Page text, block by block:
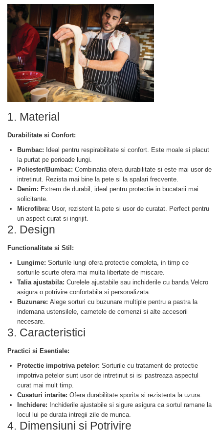
1. Material
Durabilitate si Confort:
Bumbac: Ideal pentru respirabilitate si confort. Este moale si placut
la purtat pe perioade lungi.
Poliester/Bumbac: Combinatia ofera durabilitate si este mai usor de
intretinut. Rezista mai bine la pete si la spalari frecvente.
Denim: Extrem de durabil, ideal pentru protectie in bucatarii mai
solicitante.
Microfibra: Usor, rezistent la pete si usor de curatat. Perfect pentru
un aspect curat si ingrijit.
2. Design
Functionalitate si Stil:
Lungime: Sorturile lungi ofera protectie completa, in timp ce
sorturile scurte ofera mai multa libertate de miscare.
Talia ajustabila: Curelele ajustabile sau inchiderile cu banda Velcro
asigura o potrivire confortabila si personalizata.
Buzunare: Alege sorturi cu buzunare multiple pentru a pastra la
indemana ustensilele, carnetele de comenzi si alte accesorii
necesare.
3. Caracteristici
Practici si Esentiale:
Protectie impotriva petelor: Sorturile cu tratament de protectie
impotriva petelor sunt usor de intretinut si isi pastreaza aspectul
curat mai mult timp.
Cusaturi intarite: Ofera durabilitate sporita si rezistenta la uzura.
Inchidere: Inchiderile ajustabile si sigure asigura ca sortul ramane la
locul lui pe durata intregii zile de munca.
4. Dimensiuni si Potrivire